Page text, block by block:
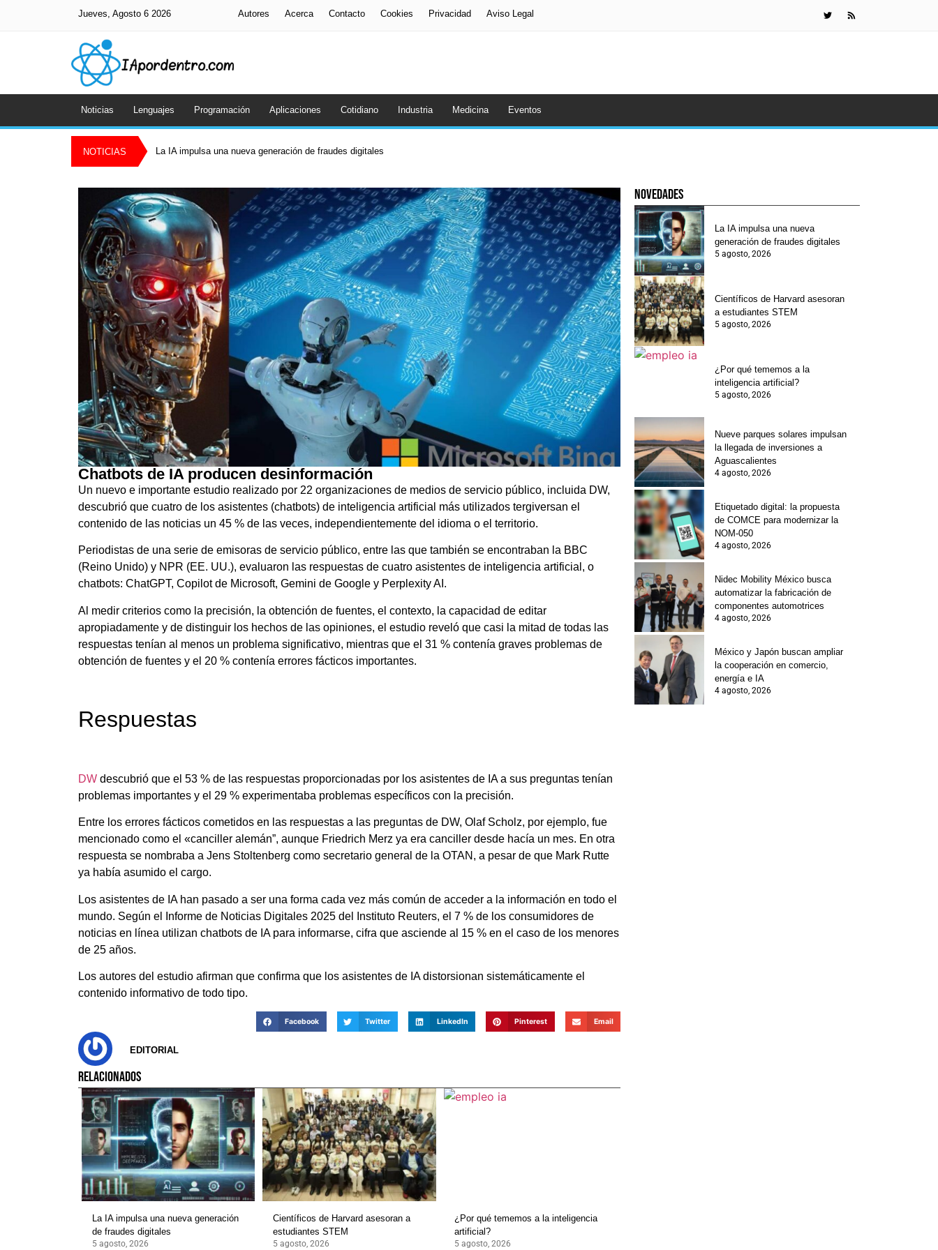
Jueves, Agosto 6 2026 Autores Acerca Contacto Cookies Privacidad Aviso Legal
Noticias Lenguajes Programación Aplicaciones Cotidiano Industria Medicina Eventos
NOTICIAS La IA impulsa una nueva generación de fraudes digitales
Chatbots de IA producen desinformación
Un nuevo e importante estudio realizado por 22 organizaciones de medios de servicio público, incluida DW,
descubrió que cuatro de los asistentes (chatbots) de inteligencia artificial más utilizados tergiversan el
contenido de las noticias un 45 % de las veces, independientemente del idioma o el territorio.
Periodistas de una serie de emisoras de servicio público, entre las que también se encontraban la BBC
(Reino Unido) y NPR (EE. UU.), evaluaron las respuestas de cuatro asistentes de inteligencia artificial, o
chatbots: ChatGPT, Copilot de Microsoft, Gemini de Google y Perplexity AI.
Al medir criterios como la precisión, la obtención de fuentes, el contexto, la capacidad de editar
apropiadamente y de distinguir los hechos de las opiniones, el estudio reveló que casi la mitad de todas las
respuestas tenían al menos un problema significativo, mientras que el 31 % contenía graves problemas de
obtención de fuentes y el 20 % contenía errores fácticos importantes.
Respuestas
DW descubrió que el 53 % de las respuestas proporcionadas por los asistentes de IA a sus preguntas tenían
problemas importantes y el 29 % experimentaba problemas específicos con la precisión.
Entre los errores fácticos cometidos en las respuestas a las preguntas de DW, Olaf Scholz, por ejemplo, fue
mencionado como el «canciller alemán”, aunque Friedrich Merz ya era canciller desde hacía un mes. En otra
respuesta se nombraba a Jens Stoltenberg como secretario general de la OTAN, a pesar de que Mark Rutte
ya había asumido el cargo.
Los asistentes de IA han pasado a ser una forma cada vez más común de acceder a la información en todo el
mundo. Según el Informe de Noticias Digitales 2025 del Instituto Reuters, el 7 % de los consumidores de
noticias en línea utilizan chatbots de IA para informarse, cifra que asciende al 15 % en el caso de los menores
de 25 años.
Los autores del estudio afirman que confirma que los asistentes de IA distorsionan sistemáticamente el
contenido informativo de todo tipo.
Facebook Twitter LinkedIn Pinterest Email
EDITORIAL
RELACIONADOS
La IA impulsa una nueva generación
de fraudes digitales
5 agosto, 2026
Científicos de Harvard asesoran a
estudiantes STEM
5 agosto, 2026
¿Por qué tememos a la inteligencia
artificial?
5 agosto, 2026
novedades
La IA impulsa una nueva
generación de fraudes digitales
5 agosto, 2026
Científicos de Harvard asesoran
a estudiantes STEM
5 agosto, 2026
¿Por qué tememos a la
inteligencia artificial?
5 agosto, 2026
Nueve parques solares impulsan
la llegada de inversiones a
Aguascalientes
4 agosto, 2026
Etiquetado digital: la propuesta
de COMCE para modernizar la
NOM-050
4 agosto, 2026
Nidec Mobility México busca
automatizar la fabricación de
componentes automotrices
4 agosto, 2026
México y Japón buscan ampliar
la cooperación en comercio,
energía e IA
4 agosto, 2026